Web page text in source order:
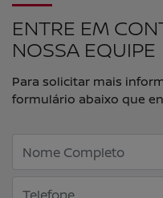
ENTRE EM
NOSSA EQUIPE
Para solicitar mais
formulário abaixo que